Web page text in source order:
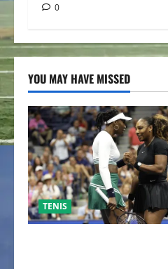
0
YOU MAY HAVE MISSED
TENIS